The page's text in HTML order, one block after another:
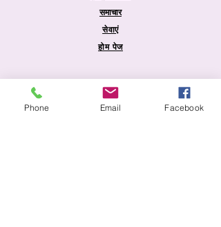
समाचार
सेवाएं
होम पेज
जानकारी
Phone Email Facebook